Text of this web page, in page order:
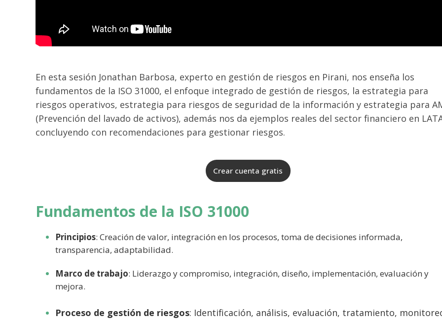
En esta sesión Jonathan Barbosa, experto en gestión de riesgos en Pirani, nos enseña los
fundamentos de la ISO 31000, el enfoque integrado de gestión de riesgos, la estrategia para
riesgos operativos, estrategia para riesgos de seguridad de la información y estrategia para
(Prevención del lavado de activos), además nos da ejemplos reales del sector financiero en
concluyendo con recomendaciones para gestionar riesgos.
Crear cuenta gratis
Fundamentos de la ISO 31000
Principios: Creación de valor, integración en los procesos, toma de decisiones informada,
transparencia, adaptabilidad.
Marco de trabajo: Liderazgo y compromiso, integración, diseño, implementación, evaluación y
mejora.
Proceso de gestión de riesgos: Identificación, análisis, evaluación, tratamiento,